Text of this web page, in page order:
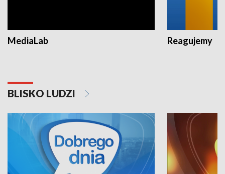
MediaLab Reagujemy
BLISKO LUDZI